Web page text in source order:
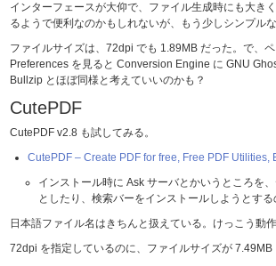
インターフェースが大仰で、ファイル生成時にも大き
るようで便利なのかもしれないが、もう少しシンプル
ファイルサイズは、72dpi でも 1.89MB だった。で、
Preferences を見ると Conversion Engine に GNU
Bullzip とほぼ同様と考えていいのかも？
CutePDF
CutePDF v2.8 も試してみる。
CutePDF – Create PDF for free, Free PDF Utilities,
インストール時に Ask サーバとかいうところを
としたり、検索バーをインストールしようとする
日本語ファイル名はきちんと扱えている。けっこう動
72dpi を指定しているのに、ファイルサイズが